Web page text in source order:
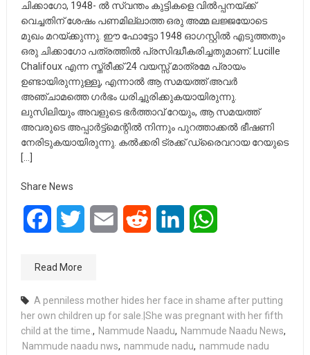
ചിക്കാഗോ, 1948- ൽ സ്വന്തം കുട്ടികളെ വിൽപ്പനയ്ക്ക്
വെച്ചതിന് ശേഷം പണമില്ലാത്ത ഒരു അമ്മ ലജ്ജയോടെ
മുഖം മറയ്ക്കുന്നു. ഈ ഫോട്ടോ 1948 ഓഗസ്റ്റിൽ എടുത്തതും
ഒരു ചിക്കാഗോ പത്രത്തിൽ പ്രസിദ്ധീകരിച്ചതുമാണ്. Lucille
Chalifoux എന്ന സ്ത്രീക്ക് 24 വയസ്സ് മാത്രമേ പ്രായം
ഉണ്ടായിരുന്നുള്ളൂ, എന്നാൽ ആ സമയത്ത് അവർ
അഞ്ചാമത്തെ ഗർഭം ധരിച്ചുരിക്കുകയായിരുന്നു.
ലുസിലിയും അവളുടെ ഭർത്താവ് റേയും, ആ സമയത്ത്
അവരുടെ അപ്പാർട്ട്മെന്റിൽ നിന്നും പുറത്താക്കൽ ഭീഷണി
നേരിടുകയായിരുന്നു. കൽക്കരി ട്രക്ക് ഡ്രൈവറായ റേയുടെ
[…]
Share News
FacebookTwitter Email Reddit LinkedIn
Read More
A penniless mother hides her face in shame after putting
her own children up for sale.|She was pregnant with her fifth
child at the time., Nammude Naadu, Nammude Naadu News,
Nammude naadu nws, nammude nadu, nammude nadu